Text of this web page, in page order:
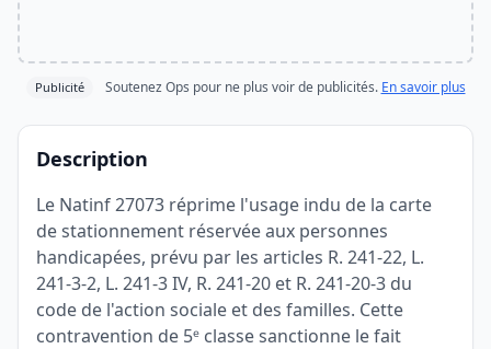
Publicité Soutenez Ops pour ne plus voir de publicités. En savoir plus
Description
Le Natinf 27073 réprime l'usage indu de la carte
de stationnement réservée aux personnes
handicapées, prévu par les articles R. 241-22, L.
241-3-2, L. 241-3 IV, R. 241-20 et R. 241-20-3 du
code de l'action sociale et des familles. Cette
contravention de 5ᵉ classe sanctionne le fait